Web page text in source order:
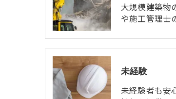
大規模建築物
や施工管理士
未経験
未経験者も安